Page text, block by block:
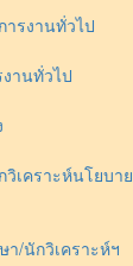
รงานทั่วไป
านทั่วไป
เคราะห์นโยบาย
/นักวิเคราะห์ฯ